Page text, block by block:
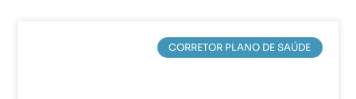
CORRETOR PLANO DE SAÚDE